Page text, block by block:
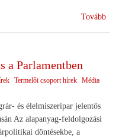
Tovább
a Parlamentben
Termelői csoport hírek Média
és élelmiszeripar jelentős
Az alapanyag-feldolgozási
döntésekbe, a